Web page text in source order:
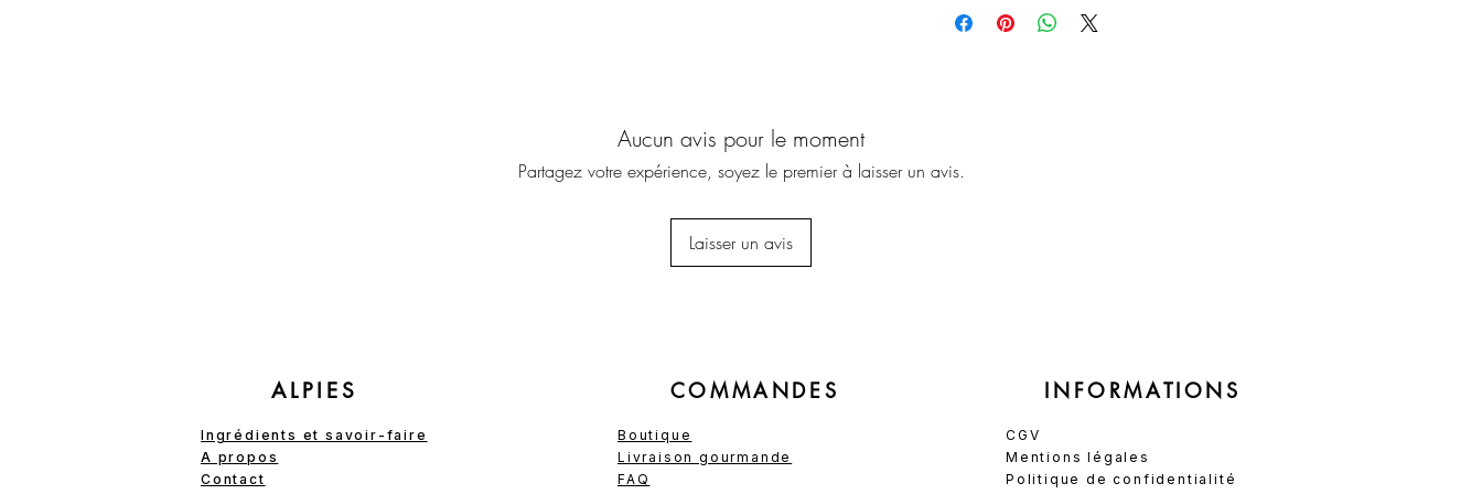
La box BLANCHE est un joli cadeau
prestigieux prêt à offrir aux fins
great love"
harmonie gourmande.
Aucun avis pour le moment
Partagez votre expérience, soyez le premier à laisser un avis.
Laisser un avis
ALPIES
Ingrédients et savoir-faire
A propos
Contact
COMMANDES
Boutique
Livraison gourmande
FAQ
INFORMATIONS
CGV
Mentions légales
Politique de confidentialité